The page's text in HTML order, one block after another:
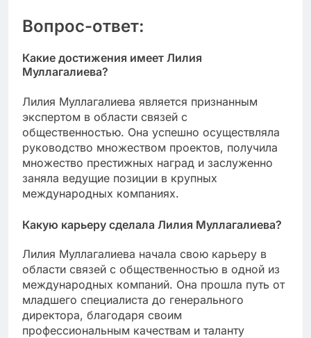
Вопрос-ответ:
Какие достижения имеет Лилия
Муллагалиева?
Лилия Муллагалиева является признанным
экспертом в области связей с
общественностью. Она успешно осуществляла
руководство множеством проектов, получила
множество престижных наград и заслуженно
заняла ведущие позиции в крупных
международных компаниях.
Какую карьеру сделала Лилия Муллагалиева?
Лилия Муллагалиева начала свою карьеру в
области связей с общественностью в одной из
международных компаний. Она прошла путь от
младшего специалиста до генерального
директора, благодаря своим
профессиональным качествам и таланту